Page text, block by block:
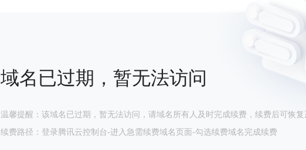
域名已过期，暂无法访问
温馨提醒：该域名已过期，暂无法访问，请域名所有人及时完成续费，续费后可恢复
续费路径：登录腾讯云控制台-进入急需续费域名页面-勾选续费域名完成续费